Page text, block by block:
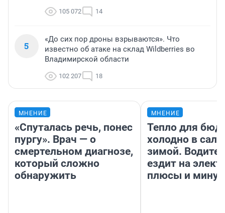
105 072 14
5
«До сих пор дроны взрываются». Что
известно об атаке на склад Wildberries во
Владимирской области
102 207 18
МНЕНИЕ
«Спуталась речь, понес
пургу». Врач — о
смертельном диагнозе,
который сложно
обнаружить
МНЕНИЕ
Тепло для
холодно в
зимой.
ездит на
плюсы и